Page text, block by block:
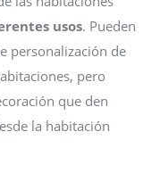
usos. Pueden
personalización de
pero
que den
la habitación